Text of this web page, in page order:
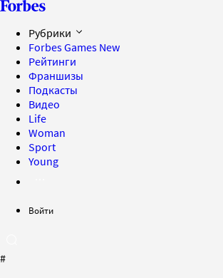
Рубрики
Forbes Games New
Рейтинги
Франшизы
Подкасты
Видео
Life
Woman
Sport
Young
Войти
#